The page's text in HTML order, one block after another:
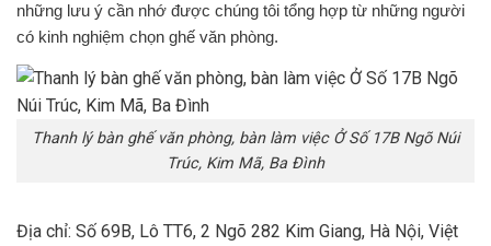
những lưu ý cần nhớ được chúng tôi tổng hợp từ những người
có kinh nghiệm chọn ghế văn phòng.
Thanh lý bàn ghế văn phòng, bàn làm việc Ở Số 17B Ngõ Núi
Trúc, Kim Mã, Ba Đình
Địa chỉ: Số 69B, Lô TT6, 2 Ngõ 282 Kim Giang, Hà Nội, Việt